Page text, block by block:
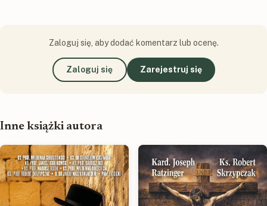
Zaloguj się, aby dodać komentarz lub ocenę.
Zaloguj się Zarejestruj się
Inne książki autora